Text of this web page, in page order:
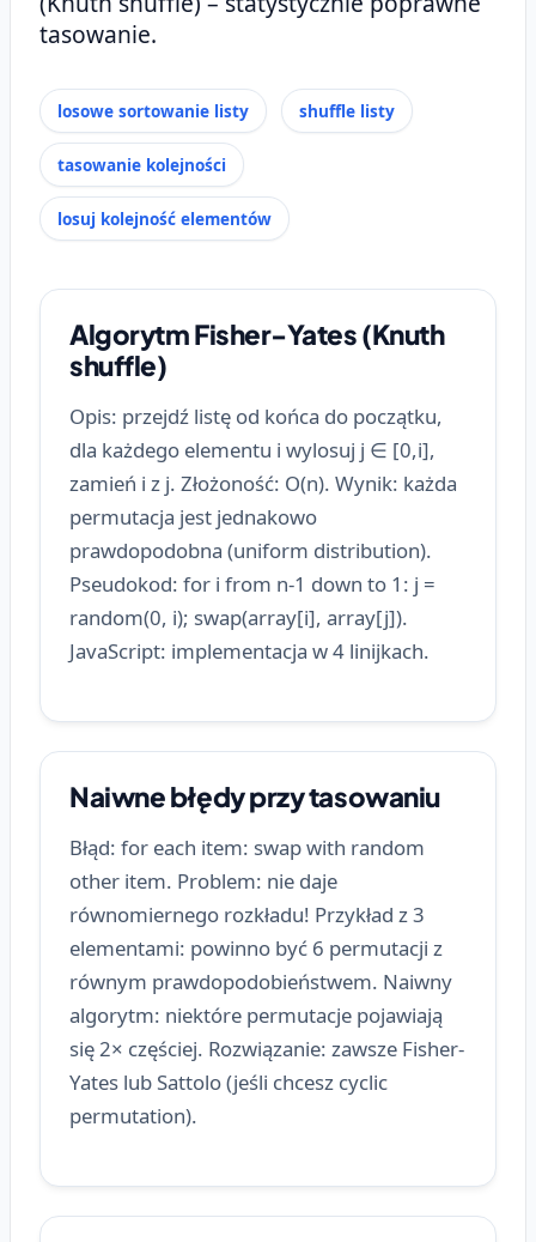
tasowanie.
losowe sortowanie listy shuffle listy
tasowanie kolejności
losuj kolejność elementów
Algorytm Fisher-Yates (Knuth
shuffle)
Opis: przejdź listę od końca do początku,
dla każdego elementu i wylosuj j ∈ [0,i],
zamień i z j. Złożoność: O(n). Wynik: każda
permutacja jest jednakowo
prawdopodobna (uniform distribution).
Pseudokod: for i from n-1 down to 1: j =
random(0, i); swap(array[i], array[j]).
JavaScript: implementacja w 4 linijkach.
Naiwne błędy przy tasowaniu
Błąd: for each item: swap with random
other item. Problem: nie daje
równomiernego rozkładu! Przykład z 3
elementami: powinno być 6 permutacji z
równym prawdopodobieństwem. Naiwny
algorytm: niektóre permutacje pojawiają
się 2× częściej. Rozwiązanie: zawsze Fisher-
Yates lub Sattolo (jeśli chcesz cyclic
permutation).